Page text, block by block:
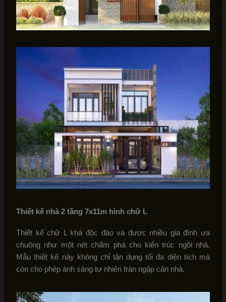
Thiết kế nhà 2 tầng 7x11m hình chữ L
Thiết kế chữ L khá độc đáo và được nhiều gia đình ưa
chuộng như một nét chấm phá cho kiến trúc ngôi nhà.
Mẫu thiết kế này không chỉ tận dụng tối đa diện tích mà
còn cho phép ánh sáng tự nhiên tràn ngập căn nhà.